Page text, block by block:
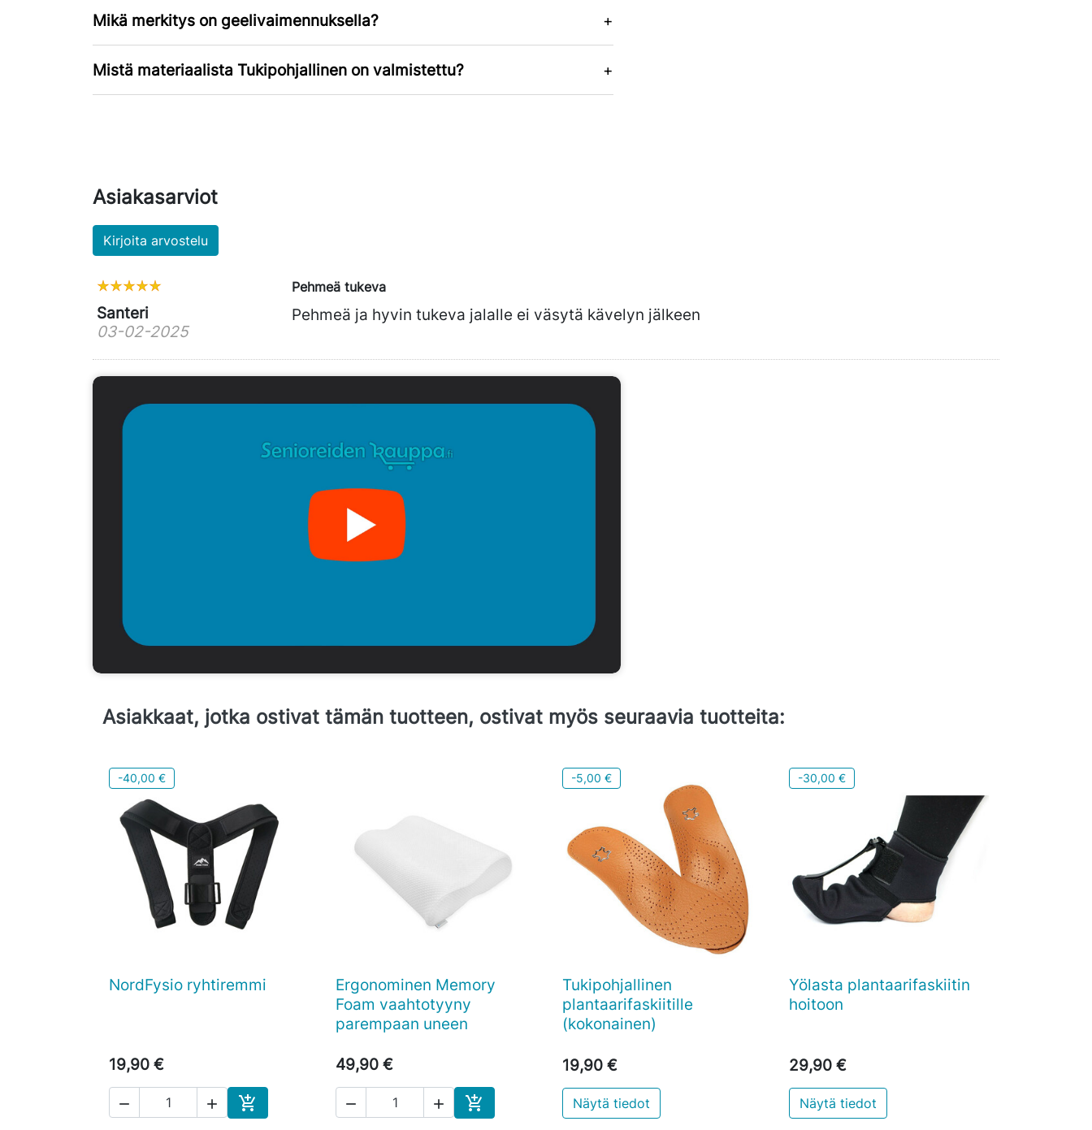
Mikä merkitys on geelivaimennuksella?
Mistä materiaalista Tukipohjallinen on valmistettu?
Asiakasarviot
Kirjoita arvostelu
Santeri
03-02-2025
Pehmeä tukeva
Pehmeä ja hyvin tukeva jalalle ei väsytä kävelyn jälkeen
Asiakkaat, jotka ostivat tämän tuotteen, ostivat myös seuraavia tuotteita:
-40,00 €
 Pikakatselu
NordFysio ryhtiremmi
19,90 €
  
Ostoskoriin
 Pikakatselu
Ergonominen Memory
Foam vaahtotyyny
parempaan uneen
49,90 €
  
Ostoskoriin
-5,00 €
 Pikakatselu
Tukipohjallinen
plantaarifaskiitille
(kokonainen)
19,90 €
Näytä tiedot
-30,00 €
 Pikakatselu
Yölasta plantaarifaskiitin
hoitoon
29,90 €
Näytä tiedot